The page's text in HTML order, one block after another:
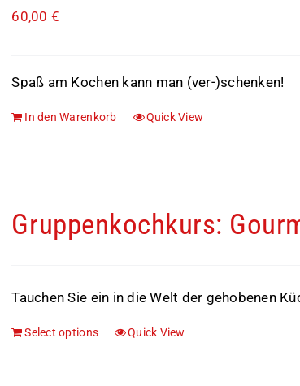
60,00 €
Spaß am Kochen kann man (ver-)schenken!
In den Warenkorb Quick View
Gruppenkochkurs:
Tauchen Sie ein in die Welt der gehobenen
Select options Quick View